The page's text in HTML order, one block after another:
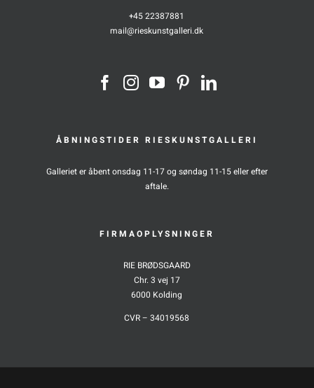
+45 22387881
mail@rieskunstgalleri.dk
ÅBNINGSTIDER RIESKUNSTGALLERI
Galleriet er åbent onsdag 11-17 og søndag 11-15 eller efter
aftale.
FIRMAOPLYSNINGER
RIE BRØDSGAARD
Chr. 3 vej 17
6000 Kolding
CVR – 34019568